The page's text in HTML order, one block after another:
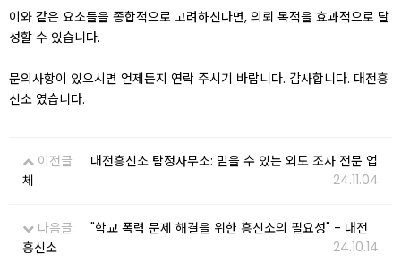
이와 같은 요소들을 종합적으로 고려하신다면, 의뢰 목적을 효과적으로 달
성할 수 있습니다.
문의사항이 있으시면 언제든지 연락 주시기 바랍니다. 감사합니다. 대전흥
신소 였습니다.
이전글
대전흥신소 탐정사무소: 믿을 수 있는 외도 조사 전문 업
체
24.11.04
다음글
"학교 폭력 문제 해결을 위한 흥신소의 필요성" - 대전
흥신소
24.10.14